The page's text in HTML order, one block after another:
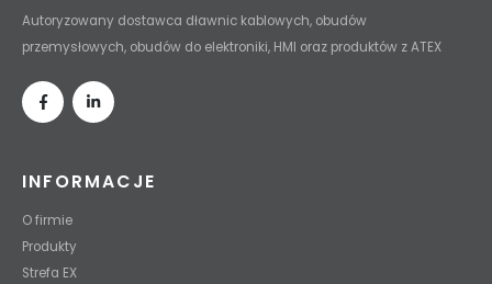
Autoryzowany dostawca dławnic kablowych, obudów
przemysłowych, obudów do elektroniki, HMI oraz produktów z ATEX
INFORMACJE
O firmie
Produkty
Strefa EX